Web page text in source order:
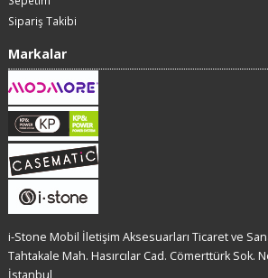
Sipariş Takibi
Markalar
i-Stone Mobil İletişim Aksesuarları Ticaret ve
Tahtakale Mah. Hasırcılar Cad. Cömerttürk Sok.